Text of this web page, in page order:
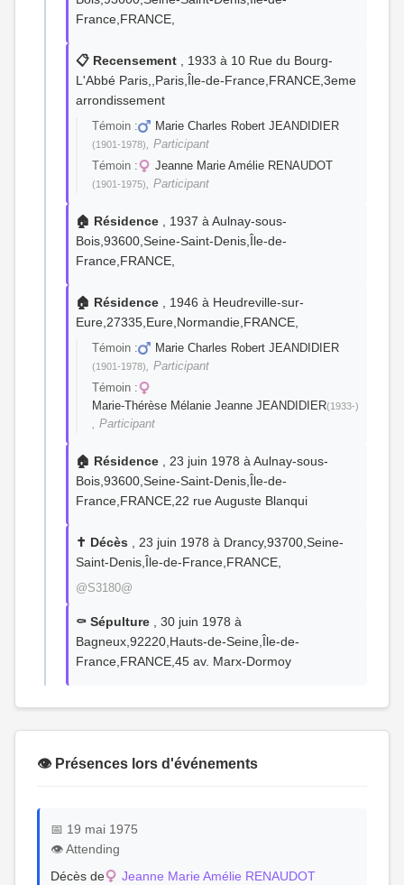
France,FRANCE,
📋 Recensement , 1933 à 10 Rue du Bourg-
L'Abbé Paris,,Paris,Île-de-France,FRANCE,3eme
arrondissement
Témoin : Marie Charles Robert JEANDIDIER
(1901-1978), Participant
Témoin :
Jeanne Marie Amélie RENAUDOT
(1901-1975), Participant
🏠 Résidence , 1937 à Aulnay-sous-
Bois,93600,Seine-Saint-Denis,Île-de-
France,FRANCE,
🏠 Résidence , 1946 à Heudreville-sur-
Eure,27335,Eure,Normandie,FRANCE,
Témoin : Marie Charles Robert JEANDIDIER
(1901-1978), Participant
Témoin :
Marie-Thérèse Mélanie Jeanne JEANDIDIER(1933-)
, Participant
🏠 Résidence , 23 juin 1978 à Aulnay-sous-
Bois,93600,Seine-Saint-Denis,Île-de-
France,FRANCE,22 rue Auguste Blanqui
✝️ Décès , 23 juin 1978 à Drancy,93700,Seine-
Saint-Denis,Île-de-France,FRANCE,
@S3180@
⚰️ Sépulture , 30 juin 1978 à
Bagneux,92220,Hauts-de-Seine,Île-de-
France,FRANCE,45 av. Marx-Dormoy
👁️ Présences lors d'événements
📅 19 mai 1975
👁️ Attending
Décès de
Jeanne Marie Amélie RENAUDOT